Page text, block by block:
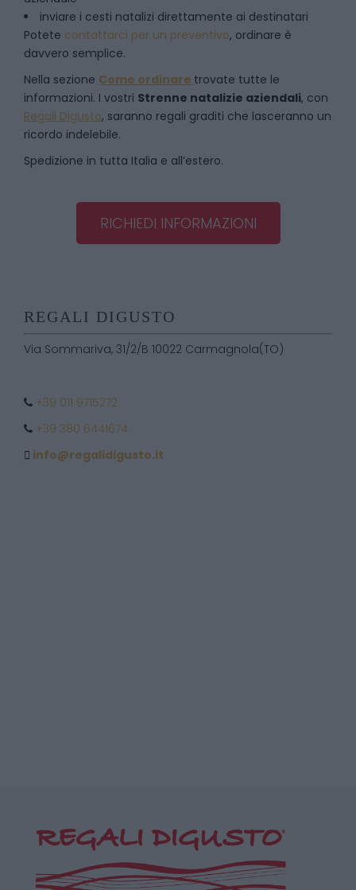
inviare i cesti natalizi direttamente ai destinatari
Potete contattarci per un preventivo, ordinare è
davvero semplice.
Nella sezione Come ordinare trovate tutte le
informazioni. I vostri Strenne natalizie aziendali, con
Regali Digusto, saranno regali graditi che lasceranno un
ricordo indelebile.
Spedizione in tutta Italia e all’estero.
RICHIEDI INFORMAZIONI
REGALI DIGUSTO
Via Sommariva, 31/2/B 10022 Carmagnola(TO)
+39 011 9715272
+39 380 6441674
info@regalidigusto.it